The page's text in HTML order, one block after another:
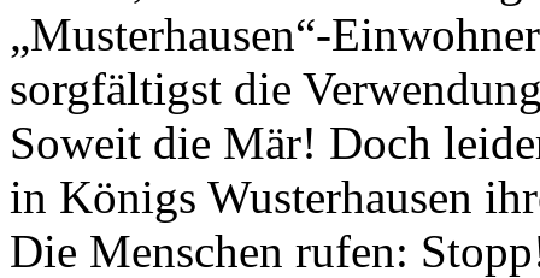
„Musterhausen“-
sorgfältigst die
Soweit die Mär! Doch
in Königs Wusterhausen
Die Menschen rufen: